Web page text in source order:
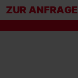
ZUR ANFRAGE